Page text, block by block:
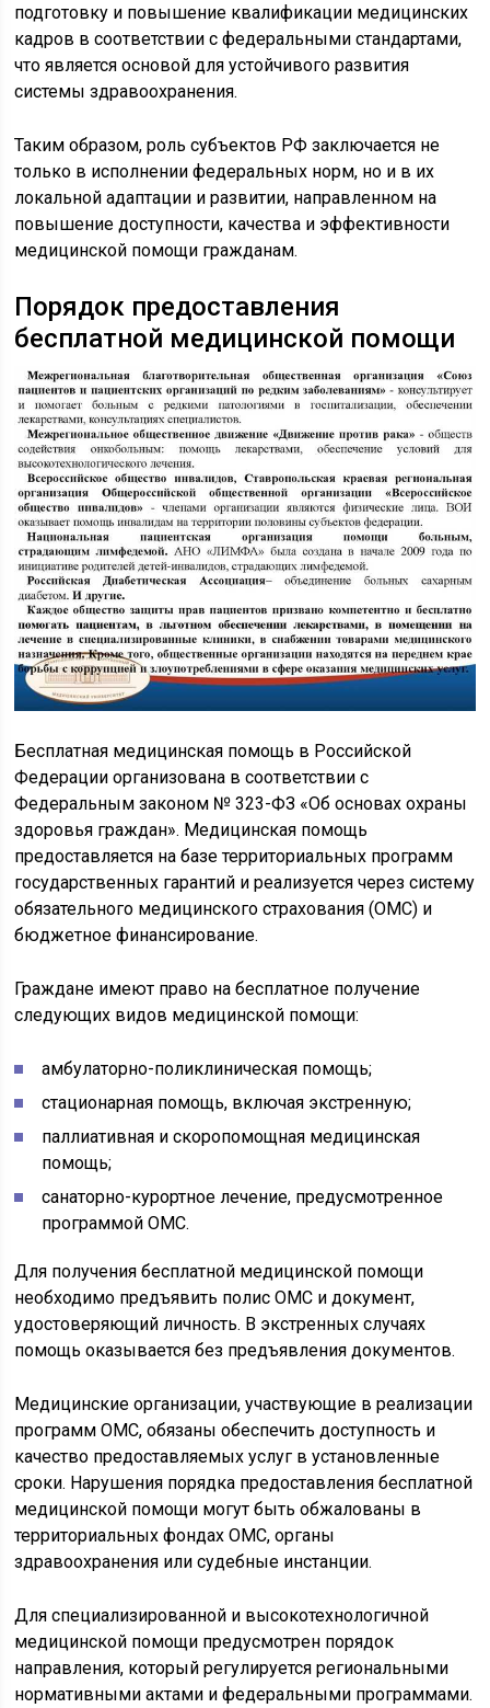
подготовку и повышение квалификации медицинских
кадров в соответствии с федеральными стандартами,
что является основой для устойчивого развития
системы здравоохранения.
Таким образом, роль субъектов РФ заключается не
только в исполнении федеральных норм, но и в их
локальной адаптации и развитии, направленном на
повышение доступности, качества и эффективности
медицинской помощи гражданам.
Порядок предоставления
бесплатной медицинской помощи
Бесплатная медицинская помощь в Российской
Федерации организована в соответствии с
Федеральным законом № 323-ФЗ «Об основах охраны
здоровья граждан». Медицинская помощь
предоставляется на базе территориальных программ
государственных гарантий и реализуется через систему
обязательного медицинского страхования (ОМС) и
бюджетное финансирование.
Граждане имеют право на бесплатное получение
следующих видов медицинской помощи:
амбулаторно-поликлиническая помощь;
стационарная помощь, включая экстренную;
паллиативная и скоропомощная медицинская
помощь;
санаторно-курортное лечение, предусмотренное
программой ОМС.
Для получения бесплатной медицинской помощи
необходимо предъявить полис ОМС и документ,
удостоверяющий личность. В экстренных случаях
помощь оказывается без предъявления документов.
Медицинские организации, участвующие в реализации
программ ОМС, обязаны обеспечить доступность и
качество предоставляемых услуг в установленные
сроки. Нарушения порядка предоставления бесплатной
медицинской помощи могут быть обжалованы в
территориальных фондах ОМС, органы
здравоохранения или судебные инстанции.
Для специализированной и высокотехнологичной
медицинской помощи предусмотрен порядок
направления, который регулируется региональными
нормативными актами и федеральными программами.